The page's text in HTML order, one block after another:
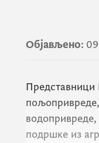
Објављено:
Представници
подршке из